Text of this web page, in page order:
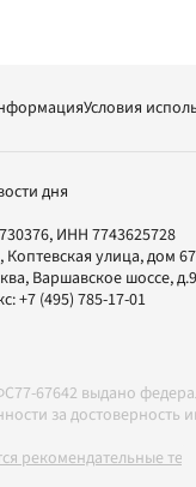
Условия
дня
ИНН 7743625728
Коптевская улица, дом 67
, Варшавское шоссе,
+7 (495) 785-17-01
67642 выдано
за